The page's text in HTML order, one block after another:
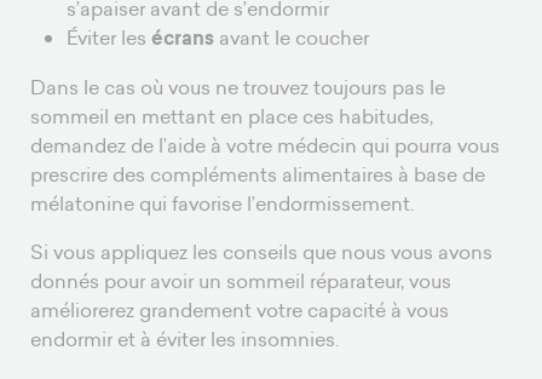
s’apaiser avant de s’endormir
Éviter les écrans avant le coucher
Dans le cas où vous ne trouvez toujours pas le
sommeil en mettant en place ces habitudes,
demandez de l’aide à votre médecin qui pourra vous
prescrire des compléments alimentaires à base de
mélatonine qui favorise l’endormissement.
Si vous appliquez les conseils que nous vous avons
donnés pour avoir un sommeil réparateur, vous
améliorerez grandement votre capacité à vous
endormir et à éviter les insomnies.